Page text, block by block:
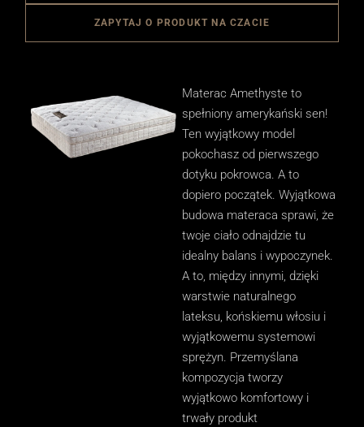
ZAPYTAJ O PRODUKT NA CZACIE
Materac Amethyste to
spełniony amerykański sen!
Ten wyjątkowy model
pokochasz od pierwszego
dotyku pokrowca. A to
dopiero początek. Wyjątkowa
budowa materaca sprawi, że
twoje ciało odnajdzie tu
idealny balans i wypoczynek.
A to, między innymi, dzięki
warstwie naturalnego
lateksu, końskiemu włosiu i
wyjątkowemu systemowi
sprężyn. Przemyślana
kompozycja tworzy
wyjątkowo komfortowy i
trwały produkt